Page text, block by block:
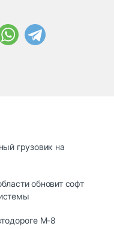
грузовик на
обновит софт
М-8